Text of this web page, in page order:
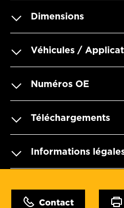
Dimensions
Véhicules /
Numéros OE
Téléchargements
Informations
Contact